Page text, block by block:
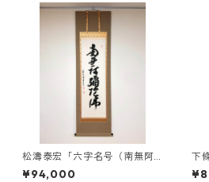
松濤泰宏「六字名号（南無阿
弥陀仏）」掛軸（尺五立）
¥94,000
下
立